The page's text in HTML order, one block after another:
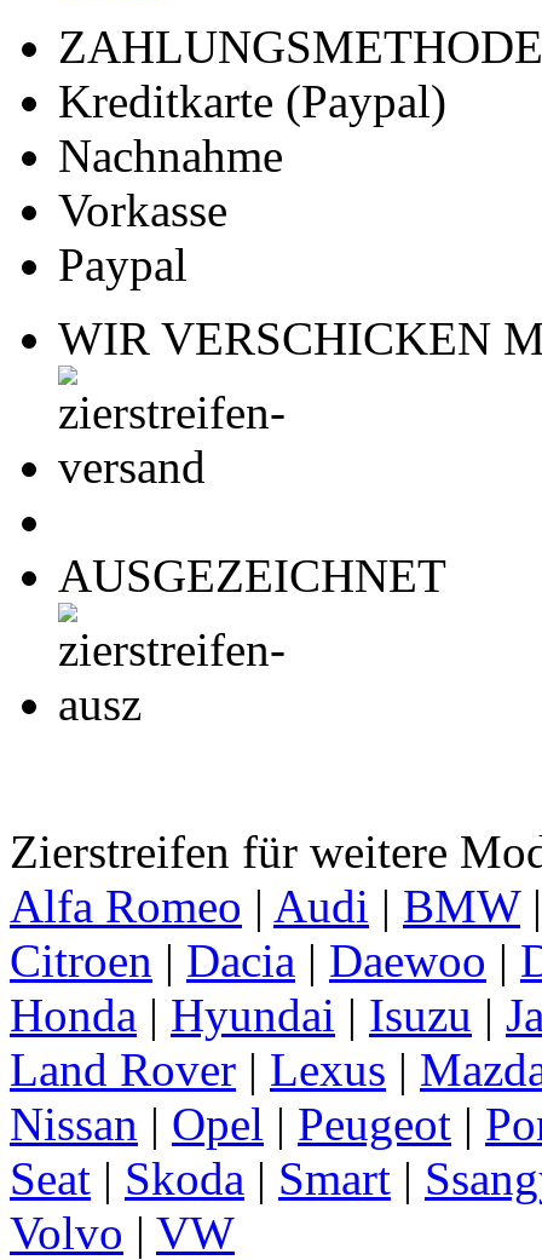
Kreditkarte (Paypal)
Nachnahme
Vorkasse
Paypal
WIR VERSCHICKEN
AUSGEZEICHNET
Zierstreifen für weitere
Alfa Romeo | Audi | BMW
Citroen | Dacia | Daewoo |
Honda | Hyundai | Isuzu |
Land Rover | Lexus |
Nissan | Opel | Peugeot |
Seat | Skoda | Smart |
Volvo | VW